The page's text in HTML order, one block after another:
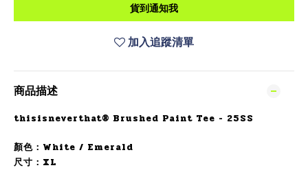
貨到通知我
加入追蹤清單
商品描述
thisisneverthat® Brushed Paint Tee - 25SS
顏色： White / Emerald
尺寸：XL